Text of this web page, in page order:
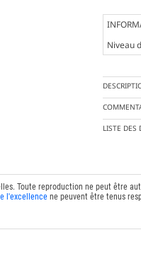
Niveau
LISTE DES
Toute reproduction ne peut être
l'excellencene peuvent être tenus